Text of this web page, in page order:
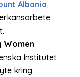
Albania,
Women
Institutet
kring